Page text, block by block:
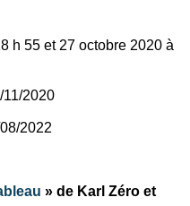
h 55 et 27 octobre 2020 à
2020
2022
» de Karl Zéro et